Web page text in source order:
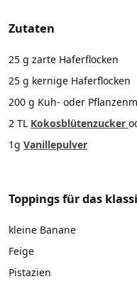
Zutaten
25 g zarte Haferflocken
25 g kernige Haferflocken
200 g Kuh- oder
2 TL Kokosblütenzucker
1g Vanillepulver
Toppings für das
kleine Banane
Feige
Pistazien